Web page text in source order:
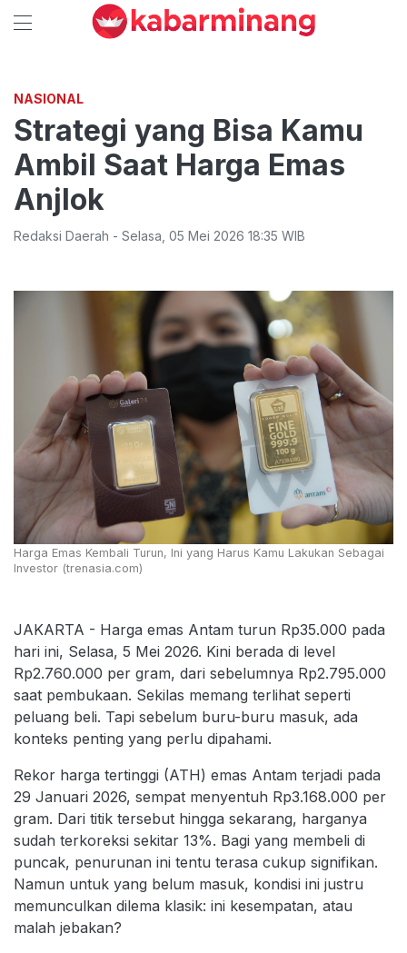
NASIONAL
Strategi yang Bisa Kamu
Ambil Saat Harga Emas
Anjlok
Redaksi Daerah - Selasa 05 Mei 2026 18:35 WIB
Harga Emas Kembali Turun, Ini yang Harus Kamu Lakukan Sebagai
Investor (trenasia.com)
JAKARTA - Harga emas Antam turun Rp35.000 pada
hari ini, Selasa, 5 Mei 2026. Kini berada di level
Rp2.760.000 per gram, dari sebelumnya Rp2.795.000
saat pembukaan. Sekilas memang terlihat seperti
peluang beli. Tapi sebelum buru-buru masuk, ada
konteks penting yang perlu dipahami.
Rekor harga tertinggi (ATH) emas Antam terjadi pada
29 Januari 2026, sempat menyentuh Rp3.168.000 per
gram. Dari titik tersebut hingga sekarang, harganya
sudah terkoreksi sekitar 13%. Bagi yang membeli di
puncak, penurunan ini tentu terasa cukup signifikan.
Namun untuk yang belum masuk, kondisi ini justru
memunculkan dilema klasik: ini kesempatan, atau
malah jebakan?